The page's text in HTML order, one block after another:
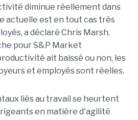
diminue réellement dans
actuelle est en tout cas très
a déclaré Chris Marsh,
pour S&P Market
ait baissé ou non, les
et employés sont réelles.
liés au travail se heurtent
en matière d'agilité